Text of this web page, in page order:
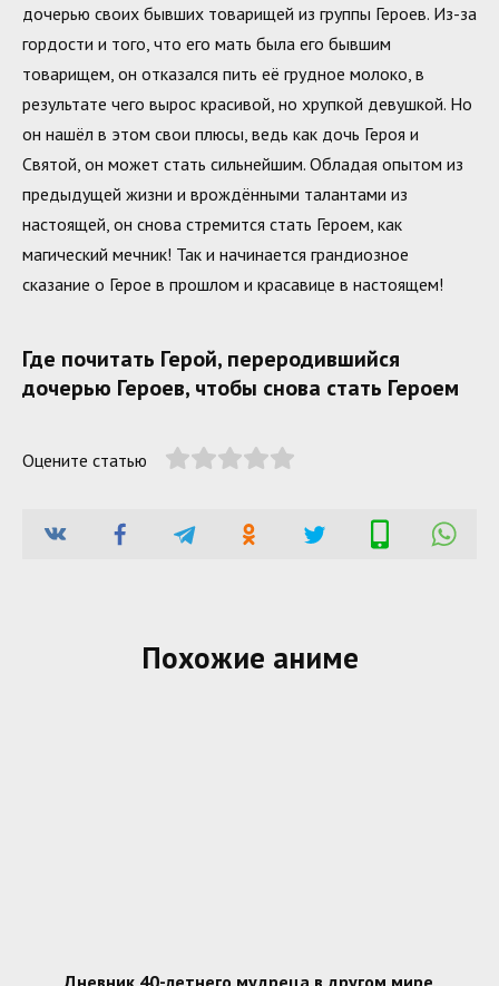
дочерью своих бывших товарищей из группы Героев. Из-за
гордости и того, что его мать была его бывшим
товарищем, он отказался пить её грудное молоко, в
результате чего вырос красивой, но хрупкой девушкой. Но
он нашёл в этом свои плюсы, ведь как дочь Героя и
Святой, он может стать сильнейшим. Обладая опытом из
предыдущей жизни и врождёнными талантами из
настоящей, он снова стремится стать Героем, как
магический мечник! Так и начинается грандиозное
сказание о Герое в прошлом и красавице в настоящем!
Где почитать Герой, переродившийся
дочерью Героев, чтобы снова стать Героем
Оцените статью
Похожие аниме
Дневник 40-летнего мудреца в другом мире